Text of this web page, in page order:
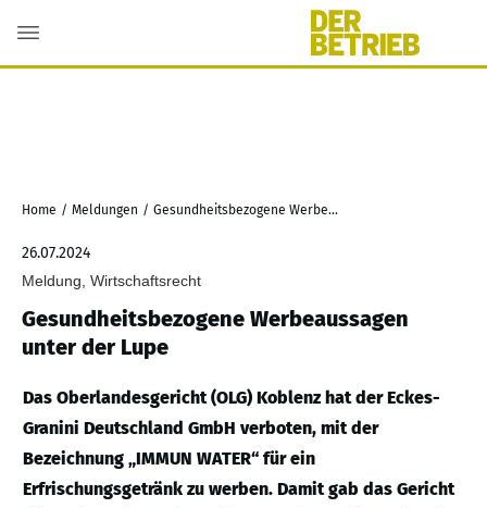
Home / Meldungen / Gesundheitsbezogene Werbeaussagen unter der Lupe
26.07.2024
Meldung, Wirtschaftsrecht
Gesundheitsbezogene Werbeaussagen
unter der Lupe
Das Oberlandesgericht (OLG) Koblenz hat der Eckes-
Granini Deutschland GmbH verboten, mit der
Bezeichnung „IMMUN WATER“ für ein
Erfrischungsgetränk zu werben. Damit gab das Gericht